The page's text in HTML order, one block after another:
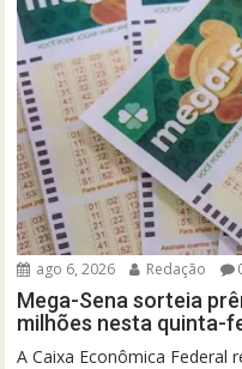
ago 6, 2026 Redação
Mega-Sena sorteia
milhões nesta quinta-
A Caixa Econômica Federal